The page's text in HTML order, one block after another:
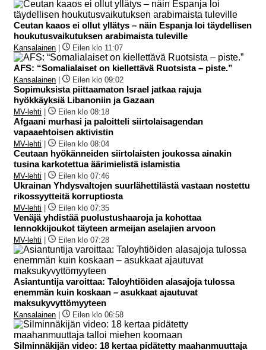
Ceutan kaaos ei ollut yllätys – näin Espanja loi täydellisen
houkutusvaikutuksen arabimaista tuleville
Kansalainen Eilen klo 11:07
AFS: “Somalialaiset on kiellettävä Ruotsista – piste.”
Kansalainen Eilen klo 09:02
Sopimuksista piittaamaton Israel jatkaa rajuja
hyökkäyksiä Libanoniin ja Gazaan
MV-lehti Eilen klo 08:18
Afgaani murhasi ja paloitteli siirtolaisagendan
vapaaehtoisen aktivistin
MV-lehti Eilen klo 08:04
Ceutaan hyökänneiden siirtolaisten joukossa ainakin
tusina karkotettua äärimielistä islamistia
MV-lehti Eilen klo 07:46
Ukrainan Yhdysvaltojen suurlähettilästä vastaan nostettu
rikossyytteitä korruptiosta
MV-lehti Eilen klo 07:35
Venäjä yhdistää puolustushaaroja ja kohottaa
lennokkijoukot täyteen armeijan aselajien arvoon
MV-lehti Eilen klo 07:28
Asiantuntija varoittaa: Taloyhtiöiden alasajoja tulossa
enemmän kuin koskaan – asukkaat ajautuvat
maksukyvyttömyyteen
Kansalainen Eilen klo 06:58
Silminnäkijän video: 18 kertaa pidätetty maahanmuuttaja